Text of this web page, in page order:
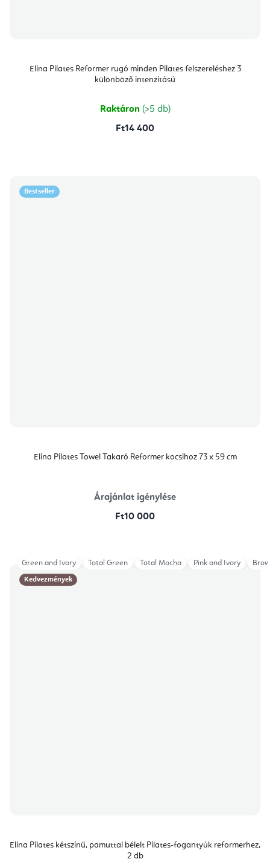
Elina Pilates Reformer rugó minden Pilates felszereléshez 3
különböző intenzitású
Raktáron (>5 db)
Ft14 400
Bestseller
Elina Pilates Towel Takaró Reformer kocsihoz 73 x 59 cm
Árajánlat igénylése
Ft10 000
Kedvezmények
Elina Pilates kétszínű, pamuttal bélelt Pilates-fogantyúk reformerhez,
2 db
Green and Ivory Total Green Total Mocha Pink and Ivory